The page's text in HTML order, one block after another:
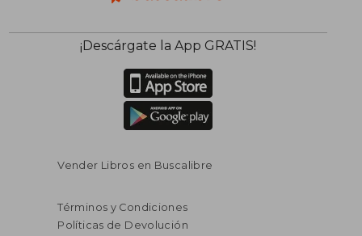
¡Descárgate la App GRATIS!
Vender Libros en Buscalibre
Términos y Condiciones
Políticas de Devolución